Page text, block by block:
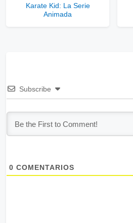
Karate Kid: La Serie
Animada
Subscribe
0 COMENTARIOS